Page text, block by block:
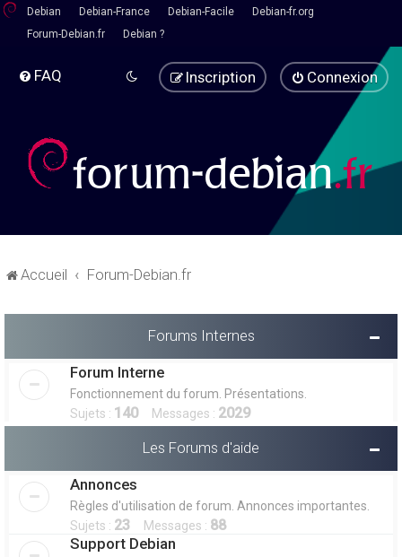
Debian Debian-France Debian-Facile
Debian-fr.org
Forum-Debian.fr
Debian ?
FAQ Connexion
Inscription
Accueil Forum-Debian.fr
Forums Internes
Forum Interne
Fonctionnement du forum. Présentations.
Sujets : 140Messages : 2029
Les Forums d'aide
Annonces
Règles d'utilisation de forum. Annonces importantes.
Sujets : 23 Messages : 88
Support Debian